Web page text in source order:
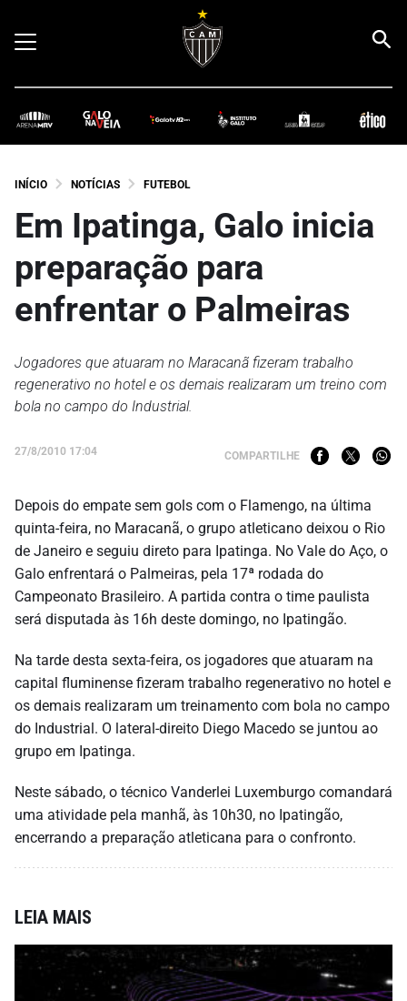
INÍCIO NOTÍCIAS FUTEBOL
Em Ipatinga, Galo inicia
preparação para
enfrentar o Palmeiras
Jogadores que atuaram no Maracanã fizeram trabalho
regenerativo no hotel e os demais realizaram um treino com
bola no campo do Industrial.
27/8/2010 17:04 COMPARTILHE
Depois do empate sem gols com o Flamengo, na última
quinta-feira, no Maracanã, o grupo atleticano deixou o Rio
de Janeiro e seguiu direto para Ipatinga. No Vale do Aço, o
Galo enfrentará o Palmeiras, pela 17ª rodada do
Campeonato Brasileiro. A partida contra o time paulista
será disputada às 16h deste domingo, no Ipatingão.
Na tarde desta sexta-feira, os jogadores que atuaram na
capital fluminense fizeram trabalho regenerativo no hotel e
os demais realizaram um treinamento com bola no campo
do Industrial. O lateral-direito Diego Macedo se juntou ao
grupo em Ipatinga.
Neste sábado, o técnico Vanderlei Luxemburgo comandará
uma atividade pela manhã, às 10h30, no Ipatingão,
encerrando a preparação atleticana para o confronto.
LEIA MAIS